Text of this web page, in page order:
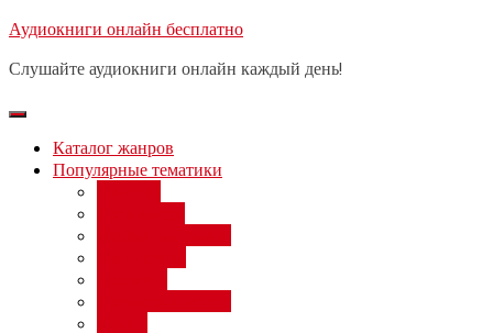
Перейти
содержимому
Аудиокниги онлайн бесплатно
Слушайте аудиокниги онлайн каждый день!
Каталог жанров
Популярные тематики